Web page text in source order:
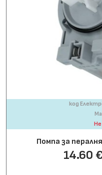
код
Не
Помпа за
14.60